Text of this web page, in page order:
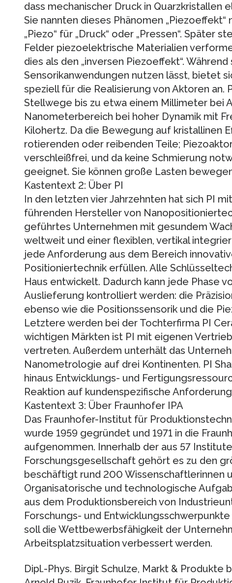
dass mechanischer Druck in Quarzkristallen
Sie nannten dieses Phänomen
„Piezo“ für „Druck“ oder „Pressen“. Später
Felder piezoelektrische Materialien
dies als den „inversen Piezoeffekt“.
Sensorikanwendungen nutzen lässt, bietet
speziell für die Realisierung von Aktoren an.
Stellwege bis zu etwa einem Millimeter bei
Nanometerbereich bei hoher Dynamik mit
Kilohertz. Da die Bewegung auf kristallinen
rotierenden oder reibenden Teile;
verschleißfrei, und da keine Schmierung
geeignet. Sie können große Lasten
Kastentext 2: Über PI
In den letzten vier Jahrzehnten hat sich PI
führenden Hersteller von
geführtes Unternehmen mit gesundem
weltweit und einer flexiblen, vertikal
jede Anforderung aus dem Bereich
Positioniertechnik erfüllen. Alle
Haus entwickelt. Dadurch kann jede Phase
Auslieferung kontrolliert werden: die
ebenso wie die Positionssensorik und die
Letztere werden bei der Tochterfirma PI
wichtigen Märkten ist PI mit eigenen
vertreten. Außerdem unterhält das
Nanometrologie auf drei Kontinenten. PI
hinaus Entwicklungs- und
Reaktion auf kundenspezifische
Kastentext 3: Über Fraunhofer IPA
Das Fraunhofer-Institut für
wurde 1959 gegründet und 1971 in die
aufgenommen. Innerhalb der aus 57
Forschungsgesellschaft gehört es zu den
beschäftigt rund 200 Wissenschaftlerinnen
Organisatorische und technologische
aus dem Produktionsbereich von
Forschungs- und
soll die Wettbewerbsfähigkeit der
Arbeitsplatzsituation verbessert werden.
Dipl.-Phys. Birgit Schulze, Markt & Produkte